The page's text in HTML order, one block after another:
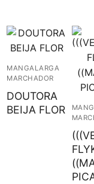
MANGALARGA
MARCHADOR
DOUTORA
BEIJA FLOR